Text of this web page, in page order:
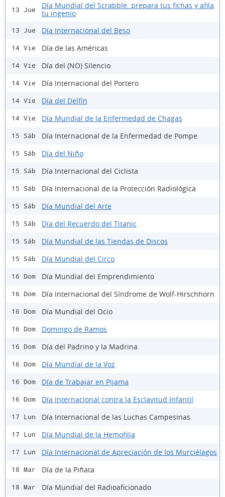
13 Jue
Día Mundial del Scrabble: prepara tus fichas y afila
tu ingenio
13 Jue Día Internacional del Beso
14 Vie Día de las Américas
14 Vie Día del (NO) Silencio
14 Vie Día Internacional del Portero
14 Vie Día del Delfín
14 Vie Día Mundial de la Enfermedad de Chagas
15 Sáb Día Internacional de la Enfermedad de Pompe
15 Sáb Día del Niño
15 Sáb Día Internacional del Ciclista
15 Sáb Día Internacional de la Protección Radiológica
15 Sáb Día Mundial del Arte
15 Sáb Día del Recuerdo del Titanic
15 Sáb Día Mundial de las Tiendas de Discos
15 Sáb Día Mundial del Circo
16 Dom Día Mundial del Emprendimiento
16 Dom Día Internacional del Síndrome de Wolf-Hirschhorn
16 Dom Día Mundial del Ocio
16 Dom Domingo de Ramos
16 Dom Día del Padrino y la Madrina
16 Dom Día Mundial de la Voz
16 Dom Día de Trabajar en Pijama
16 Dom Día Internacional contra la Esclavitud Infantil
17 Lun Día Internacional de las Luchas Campesinas
17 Lun Día Mundial de la Hemofilia
17 Lun Día Internacional de Apreciación de los Murciélagos
18 Mar Día de la Piñata
18 Mar Día Mundial del Radioaficionado